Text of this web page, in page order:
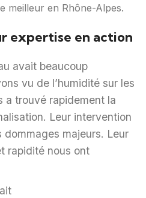
meilleur en Rhône-Alpes.
expertise en action
avait beaucoup
vu de l’humidité sur les
a trouvé rapidement la
Leur intervention
dommages majeurs. Leur
rapidité nous ont